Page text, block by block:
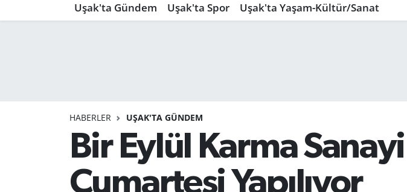
Uşak'ta Gündem
Uşak'ta Spor Uşak'ta Yaşam-Kültür/Sanat
HABERLER UŞAK'TA GÜNDEM
Bir Eylül Karma
Cumartesi Yapılıyor
Namaz Vakitleri
Son Dakika Haberleri
Haber Arşivi